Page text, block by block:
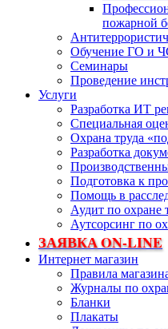
пожарной
Обучение ГО и
Семинары
Проведение
Услуги
Разработка ИТ
Специальная
Охрана труда
Разработка
Подготовка к
Помощь в
Аудит по охране
Аутсорсинг по
ЗАЯВКА ON-LINE
Интернет магазин
Правила
Журналы по
Бланки
Плакаты